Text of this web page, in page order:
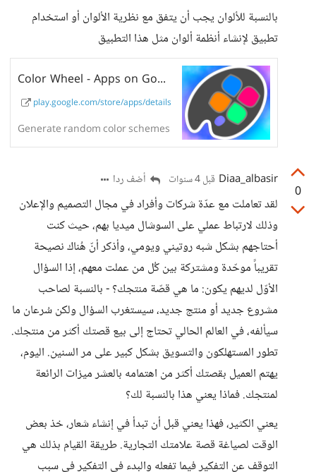
بالنسبة للألوان يجب أن يتفق مع نظرية الألوان أو استخدام
تطبيق لإنشاء أنظمة ألوان مثل هذا التطبيق
Color Wheel - Apps on Google Play
play.google.com/store/apps/details
Generate random color schemes
0
Diaa_albasir قبل 4 سنوات أضف ردا
لقد تعاملت مع عدّة شركات وأفراد في مجال التصميم والإعلان
وذلك لارتباط عملي على السوشال ميديا بهم، حيث كنت
أحتاجهم بشكل شبه روتيني ويومي، وأذكر أنّ هُناك نصيحة
تقريباً موحّدة ومشتركة بين كُل من عملت معهم، إذا السؤال
الأوّل لديهم يكون: ما هي قصّة منتجك؟ - بالنسبة لصاحب
مشروع جديد أو منتج جديد، سيستغرب السؤال ولكن سُرعان ما
سيألفه، في العالم الحالي تحتاج إلى بيع قصتك أكثر من منتجك.
تطور المستهلكون والتسويق بشكل كبير على مر السنين. اليوم،
يهتم العميل بقصتك أكثر من اهتمامه بالعشر ميزات الرائعة
لمنتجك. فماذا يعني هذا بالنسبة لك؟
يعني الكثير، فهذا يعني قبل أن تبدأ في إنشاء شعار، خذ بعض
الوقت لصياغة قصة علامتك التجارية. طريقة القيام بذلك هي
التوقف عن التفكير فيما تفعله والبدء في التفكير في سبب